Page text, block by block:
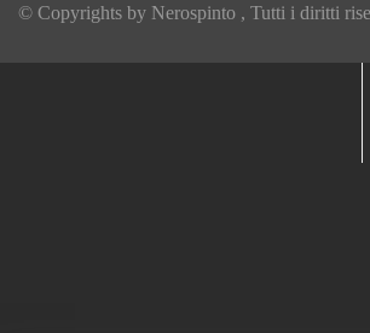
© Copyrights by Nerospinto , Tutti i diritti